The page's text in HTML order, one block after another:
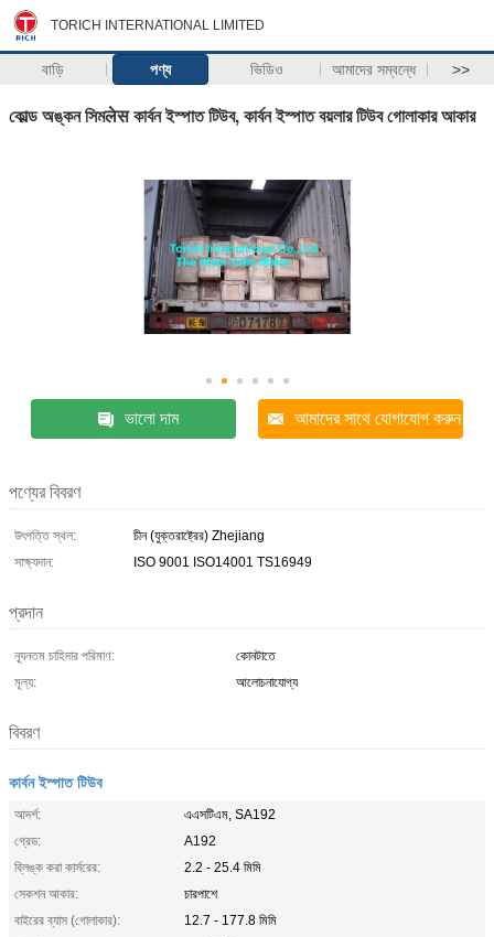
TORICH INTERNATIONAL LIMITED
বাড়ি পণ্য ভিডিও আমাদের সম্বন্ধে >>
কোল্ড অঙ্কন সিমलेस কার্বন ইস্পাত টিউব, কার্বন ইস্পাত বয়লার টিউব গোলাকার আকার
ভালো দাম আমাদের সাথে যোগাযোগ করুন
পণ্যের বিবরণ
উৎপত্তি স্থল:
চীন (যুক্তরাষ্ট্রের) Zhejiang
সাক্ষ্যদান:
ISO 9001 ISO14001 TS16949
প্রদান
ন্যূনতম চাহিদার পরিমাণ:
কোনটাতে
মূল্য:
আলোচনাযোগ্য
বিবরণ
কার্বন ইস্পাত টিউব
আদর্শ:
এএসটিএম, SA192
গ্রেড:
A192
ব্লিঙ্ক করা কার্সরের:
2.2 - 25.4 মিমি
সেকশন আকার:
চারপাশে
বাইরের ব্যাস (গোলাকার):
12.7 - 177.8 মিমি